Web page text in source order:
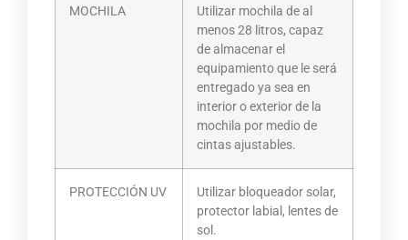
MOCHILA
Utilizar mochila de al
menos 28 litros, capaz
de almacenar el
equipamiento que le será
entregado ya sea en
interior o exterior de la
mochila por medio de
cintas ajustables.
PROTECCIÓN UV
Utilizar bloqueador solar,
protector labial, lentes de
sol.